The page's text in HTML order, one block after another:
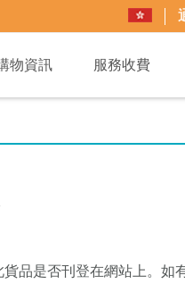
物資訊 服務收費
品是否刊登在網站上。如